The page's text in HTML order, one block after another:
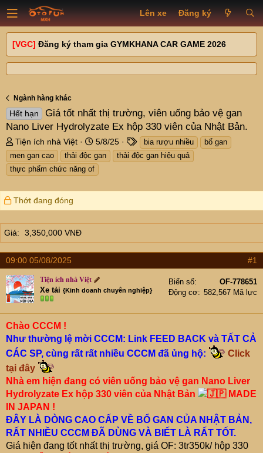
Lên xe Đăng ký
[VGC] Đăng ký tham gia GYMKHANA CAR GAME 2026
Ngành hàng khác
Hết hạn
Giá tốt nhất thị trường, viên uống bảo vệ gan
Nano Liver Hydrolyzate Ex hộp 330 viên của Nhật Bản.
T
h
r
e
d
a
r
t
e
r
Tiện ích nhà Việt
N
g
à
y
5/8/25
T
a
g
bia rượu nhiều
bổ gan
men gan cao
thải độc gan
thải độc gan hiệu quả
thực phẩm chức năng of
Thớt đang đóng
Giá 3,350,000 VNĐ
09:00 05/08/2025 #1
Tiện ích nhà Việt
Xe tải {Kinh doanh chuyên nghiệp}
Biển số
OF-778651
Động cơ
582,567 Mã lực
Chào CCCM !
Như thường lệ mời CCCM: Link FEED BACK và TẤT CẢ
CÁC SP, cùng rất rất nhiều CCCM đã ủng hộ:
Click
tại đây
Nhà em hiện đang có viên uống bảo vệ gan Nano Liver
Hydrolyzate Ex hộp 330 viên của Nhật Bản
MADE
IN JAPAN !
ĐÂY LÀ DÒNG CAO CẤP VỀ BỔ GAN CỦA NHẬT BẢN,
RẤT NHIỀU CCCM ĐÃ DÙNG VÀ BIẾT LÀ RẤT TỐT.
Giá hiện đang tốt nhất thị trường, giá OF: 3tr350k/ hộp 330